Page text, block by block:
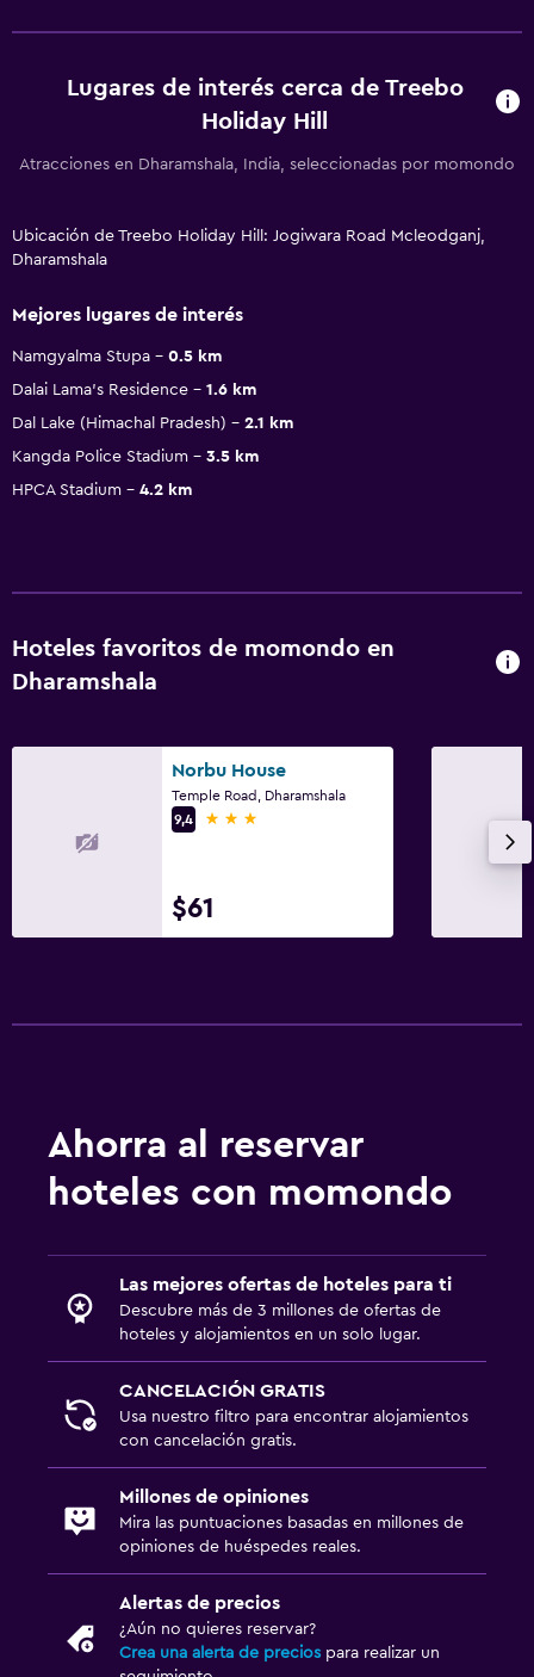
Lugares de interés cerca de Treebo
Holiday Hill
Atracciones en Dharamshala, India, seleccionadas por momondo
Ubicación de Treebo Holiday Hill: Jogiwara Road Mcleodganj,
Dharamshala
Mejores lugares de interés
Namgyalma Stupa
0.5 km
Dalai Lama's Residence
1.6 km
Dal Lake (Himachal Pradesh)
2.1 km
Kangda Police Stadium
3.5 km
HPCA Stadium
4.2 km
Hoteles favoritos de momondo en
Dharamshala
Norbu House
Temple Road, Dharamshala
9,4
3 estrellas
$61
Ahorra al reservar
hoteles con momondo
Las mejores ofertas de hoteles para ti
Descubre más de 3 millones de ofertas de
hoteles y alojamientos en un solo lugar.
CANCELACIÓN GRATIS
Usa nuestro filtro para encontrar alojamientos
con cancelación gratis.
Millones de opiniones
Mira las puntuaciones basadas en millones de
opiniones de huéspedes reales.
Alertas de precios
¿Aún no quieres reservar?
Crea una alerta de precios para realizar un